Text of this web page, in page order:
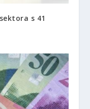
s 41